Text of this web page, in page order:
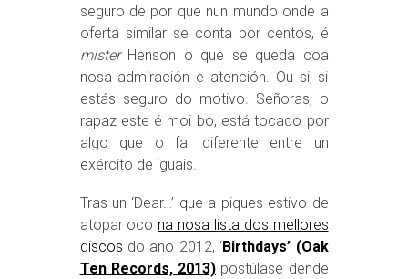
seguro de por que nun mundo onde a
oferta similar se conta por centos, é
misterHenson o que se queda coa
nosa admiración e atención. Ou si, si
estás seguro do motivo. Señoras, o
rapaz este é moi bo, está tocado por
algo que o fai diferente entre un
exército de iguais.
Tras un ‘Dear…’ que a piques estivo de
atopar oco na nosa lista dos mellores
discos do ano 2012, ‘Birthdays’ (Oak
Ten Records, 2013) postúlase dende